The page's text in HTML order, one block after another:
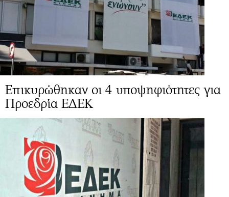
Επικυρώθηκαν οι 4 υποψηφιότητες για
Προεδρία ΕΔΕΚ